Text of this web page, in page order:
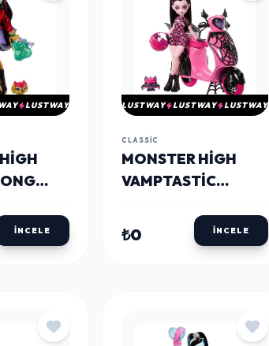
LUSTWAY
İNCELE
LUSTWAY LUSTWAY LUSTWAY
CLASSIC
MONSTER HIGH
VAMPTASTIC
DRACULAURA
₺0 İNCELE